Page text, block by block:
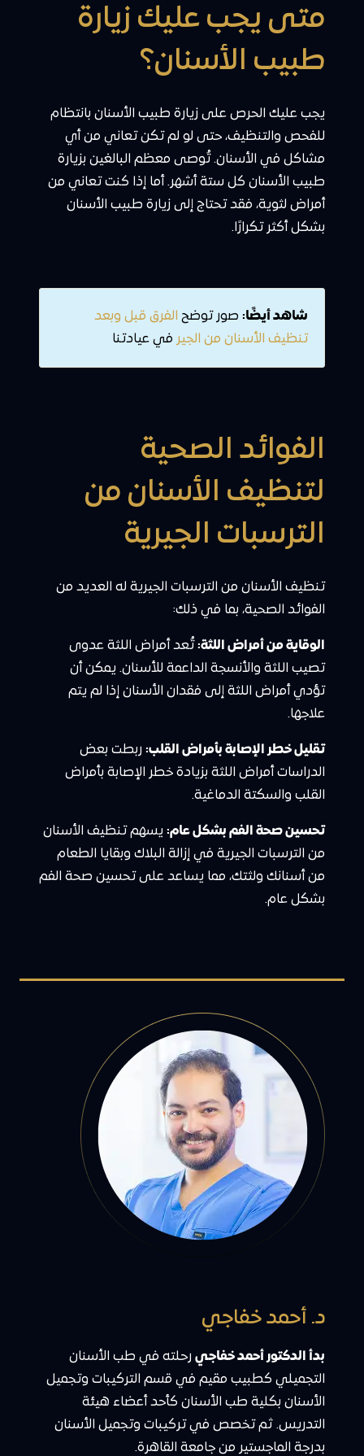
متى يجب عليك زيارة
طبيب الأسنان؟
يجب عليك الحرص على زيارة طبيب الأسنان بانتظام
للفحص والتنظيف، حتى لو لم تكن تعاني من أي
مشاكل في الأسنان. تُوصى معظم البالغين بزيارة
طبيب الأسنان كل ستة أشهر. أما إذا كنت تعاني من
أمراض لثوية، فقد تحتاج إلى زيارة طبيب الأسنان
بشكل أكثر تكرارًا.
شاهد أيضًا: صور توضح الفرق قبل وبعد
تنظيف الأسنان من الجير في عيادتنا
الفوائد الصحية
لتنظيف الأسنان من
الترسبات الجيرية
تنظيف الأسنان من الترسبات الجيرية له العديد من
الفوائد الصحية، بما في ذلك:
الوقاية من أمراض اللثة:تُعد أمراض اللثة عدوى
تصيب اللثة والأنسجة الداعمة للأسنان. يمكن أن
تؤدي أمراض اللثة إلى فقدان الأسنان إذا لم يتم
علاجها.
تقليل خطر الإصابة بأمراض القلب: ربطت بعض
الدراسات أمراض اللثة بزيادة خطر الإصابة بأمراض
القلب والسكتة الدماغية.
تحسين صحة الفم بشكل عام: يسهم تنظيف الأسنان
من الترسبات الجيرية في إزالة البلاك وبقايا الطعام
من أسنانك ولثتك، مما يساعد على تحسين صحة الفم
بشكل عام.
د. أحمد خفاجي
بدأ الدكتور أحمد خفاجي رحلته في طب الأسنان
التجميلي كطبيب مقيم في قسم التركيبات وتجميل
الأسنان بكلية طب الأسنان كأحد أعضاء هيئة
التدريس. ثم تخصص في تركيبات وتجميل الأسنان
بدرجة الماجستير من جامعة القاهرة.